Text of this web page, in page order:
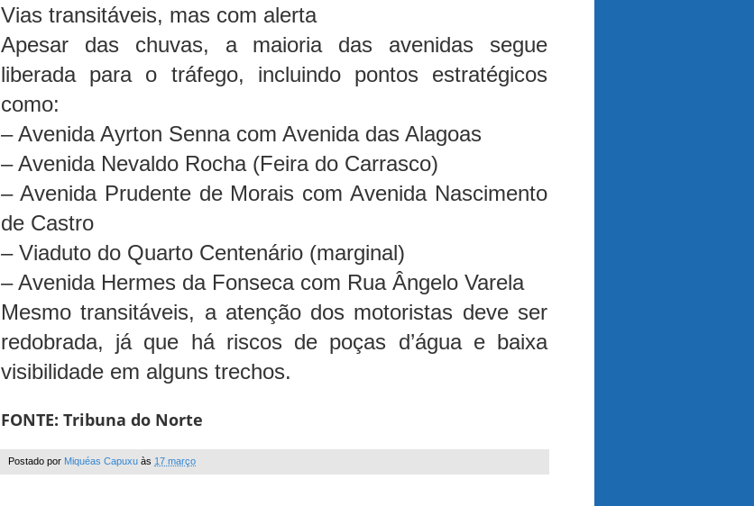
Vias transitáveis, mas com alerta
Apesar das chuvas, a maioria das avenidas segue
liberada para o tráfego, incluindo pontos estratégicos
como:
– Avenida Ayrton Senna com Avenida das Alagoas
– Avenida Nevaldo Rocha (Feira do Carrasco)
– Avenida Prudente de Morais com Avenida Nascimento
de Castro
– Viaduto do Quarto Centenário (marginal)
– Avenida Hermes da Fonseca com Rua Ângelo Varela
Mesmo transitáveis, a atenção dos motoristas deve ser
redobrada, já que há riscos de poças d’água e baixa
visibilidade em alguns trechos.
FONTE: Tribuna do Norte
Postado por Miquéas Capuxu às 17 março